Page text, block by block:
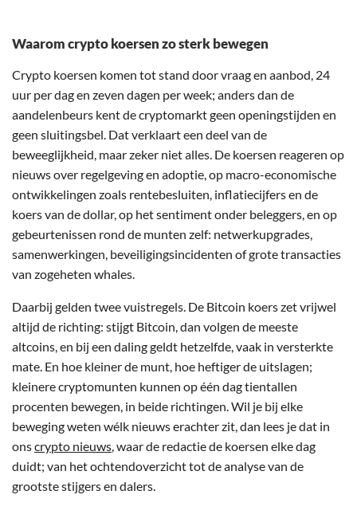
Waarom crypto koersen zo sterk bewegen
Crypto koersen komen tot stand door vraag en aanbod, 24
uur per dag en zeven dagen per week; anders dan de
aandelenbeurs kent de cryptomarkt geen openingstijden en
geen sluitingsbel. Dat verklaart een deel van de
beweeglijkheid, maar zeker niet alles. De koersen reageren op
nieuws over regelgeving en adoptie, op macro-economische
ontwikkelingen zoals rentebesluiten, inflatiecijfers en de
koers van de dollar, op het sentiment onder beleggers, en op
gebeurtenissen rond de munten zelf: netwerkupgrades,
samenwerkingen, beveiligingsincidenten of grote transacties
van zogeheten whales.
Daarbij gelden twee vuistregels. De Bitcoin koers zet vrijwel
altijd de richting: stijgt Bitcoin, dan volgen de meeste
altcoins, en bij een daling geldt hetzelfde, vaak in versterkte
mate. En hoe kleiner de munt, hoe heftiger de uitslagen;
kleinere cryptomunten kunnen op één dag tientallen
procenten bewegen, in beide richtingen. Wil je bij elke
beweging weten wélk nieuws erachter zit, dan lees je dat in
onscrypto nieuws, waar de redactie de koersen elke dag
duidt; van het ochtendoverzicht tot de analyse van de
grootste stijgers en dalers.